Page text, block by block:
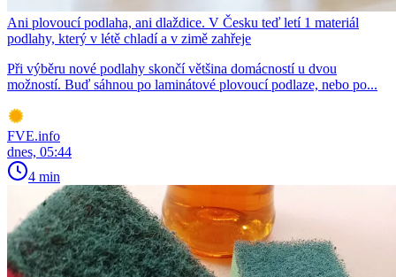
Ani plovoucí podlaha, ani dlaždice. V Česku teď letí 1 materiál
podlahy, který v létě chladí a v zimě zahřeje
Při výběru nové podlahy skončí většina domácností u dvou
možností. Buď sáhnou po laminátové plovoucí podlaze, nebo po...
FVE.info
dnes, 05:44
4 min